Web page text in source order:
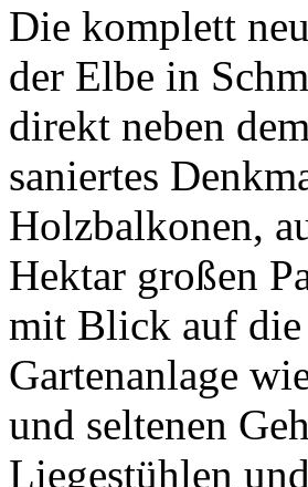
Die komplett
der Elbe in
direkt neben
saniertes
Holzbalkonen,
Hektar großen
mit Blick auf
Gartenanlage
und seltenen
Liegestühlen